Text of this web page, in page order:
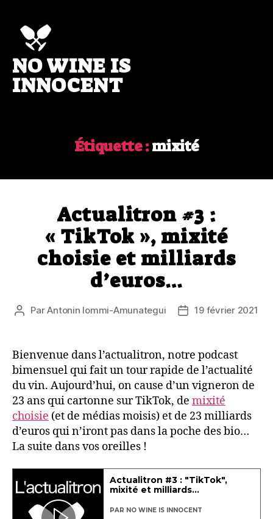
No
wine
is
NO WINE IS
INNOCENT
Étiquette :mixité
Actualitron #3 :
« TikTok », mixité
choisie et milliards
d’euros…
Auteur
ParAntonin Iommi-Amunategui
Date19 février 2021
Bienvenue dans l’actualitron, notre podcast
bimensuel qui fait un tour rapide de l’actualité
du vin. Aujourd’hui, on cause d’un vigneron de
23 ans qui cartonne sur TikTok, de mixité
choisie (et de médias moisis) et de 23 milliards
d’euros qui n’iront pas dans la poche des bio…
La suite dans vos oreilles !